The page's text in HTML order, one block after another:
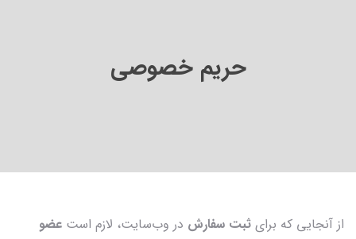
حریم خصوصی
از آنجایی که برای ثبت سفارش در وب‌سایت، لازم است عضو